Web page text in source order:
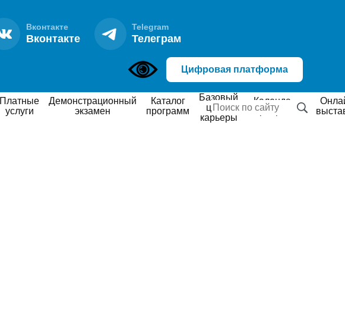
Вконтакте
Вконтакте
Telegram
Телеграм
Цифровая платформа
Платные
услуги
Демонстрационный
экзамен
Каталог
программ
Базовый
центр
карьеры
Календарь
мероприятий
Онлайн